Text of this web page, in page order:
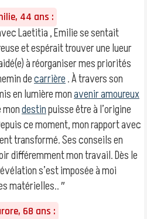
44 ans :
Laetitia , Emilie se sentait
et espérait trouver une lueur
à réorganiser mes priorités
decarrière. À travers son
en lumière monavenir amoureux
mondestinpuisse être à l’origine
ce moment, mon rapport avec
transformé. Ses conseils en
différemment mon travail. Dès le
s’est imposée à moi
matérielles.. ″
68 ans :